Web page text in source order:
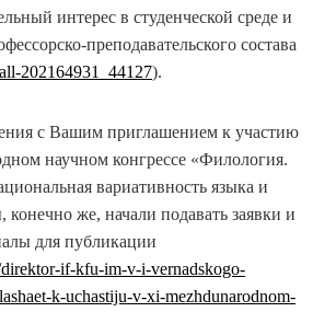
интерес в студенческой среде и
преподавательского состава
202164931_44127).
с Вашим приглашением к участию
научном конгрессе «Филология.
вариативность языка и
же, начали подавать заявки и
для публикации
if-kfu-im-v-i-vernadskogo-
k-uchastiju-v-xi-mezhdunarodnom-